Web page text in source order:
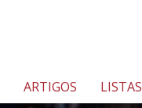
ARTIGOS LISTAS